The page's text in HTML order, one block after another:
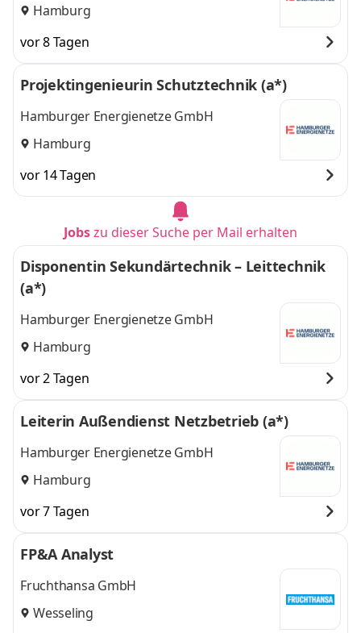
Hamburg
vor 8 Tagen
Projektingenieurin Schutztechnik (a*)
Hamburger Energienetze GmbH
Hamburg
vor 14 Tagen
Jobszu dieser Suche per Mail erhalten
Disponentin Sekundärtechnik – Leittechnik
(a*)
Hamburger Energienetze GmbH
Hamburg
vor 2 Tagen
Leiterin Außendienst Netzbetrieb (a*)
Hamburger Energienetze GmbH
Hamburg
vor 7 Tagen
FP&A Analyst
Fruchthansa GmbH
Wesseling